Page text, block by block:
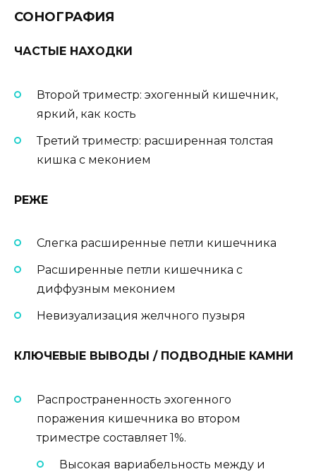
СОНОГРАФИЯ
ЧАСТЫЕ НАХОДКИ
Второй триместр: эхогенный кишечник,
яркий, как кость
Третий триместр: расширенная толстая
кишка с меконием
РЕЖЕ
Слегка расширенные петли кишечника
Расширенные петли кишечника с
диффузным меконием
Невизуализация желчного пузыря
КЛЮЧЕВЫЕ ВЫВОДЫ / ПОДВОДНЫЕ КАМНИ
Распространенность эхогенного
поражения кишечника во втором
триместре составляет 1%.
Высокая вариабельность между и